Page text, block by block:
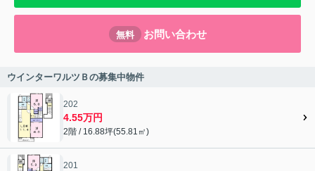
無料 お問い合わせ
ウインターワルツＢの募集中物件
202
4.55万円
2階 / 16.88坪(55.81㎡)
201